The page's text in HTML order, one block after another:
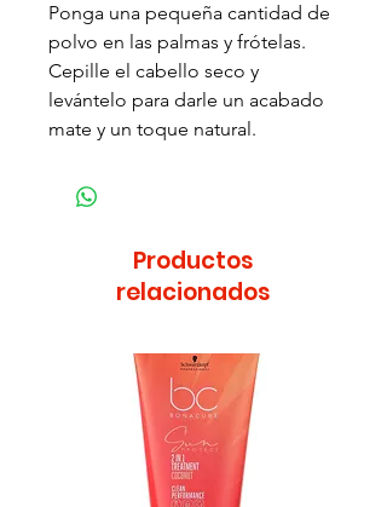
Ponga una pequeña cantidad de
polvo en las palmas y frótelas.
Cepille el cabello seco y
levántelo para darle un acabado
mate y un toque natural.
Productos
relacionados